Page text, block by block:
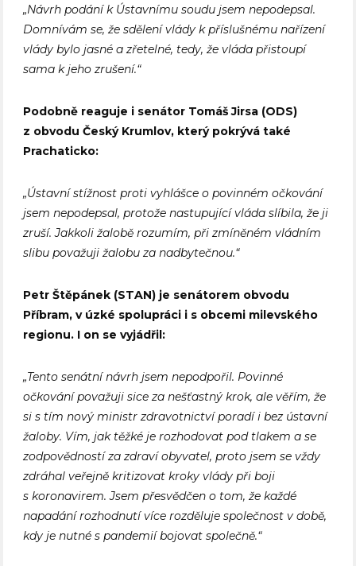
„Návrh podání k Ústavnímu soudu jsem nepodepsal.
Domnívám se, že sdělení vlády k příslušnému nařízení
vlády bylo jasné a zřetelné, tedy, že vláda přistoupí
sama k jeho zrušení.“
Podobně reaguje i senátor Tomáš Jirsa (ODS)
z obvodu Český Krumlov, který pokrývá také
Prachaticko:
„Ústavní stížnost proti vyhlášce o povinném očkování
jsem nepodepsal, protože nastupující vláda slíbila, že ji
zruší. Jakkoli žalobě rozumím, při zmíněném vládním
slibu považuji žalobu za nadbytečnou.“
Petr Štěpánek (STAN) je senátorem obvodu
Příbram, v úzké spolupráci i s obcemi milevského
regionu. I on se vyjádřil:
„Tento senátní návrh jsem nepodpořil. Povinné
očkování považuji sice za nešťastný krok, ale věřím, že
si s tím nový ministr zdravotnictví poradí i bez ústavní
žaloby. Vím, jak těžké je rozhodovat pod tlakem a se
zodpovědností za zdraví obyvatel, proto jsem se vždy
zdráhal veřejně kritizovat kroky vlády při boji
s koronavirem. Jsem přesvědčen o tom, že každé
napadání rozhodnutí více rozděluje společnost v době,
kdy je nutné s pandemií bojovat společně.“